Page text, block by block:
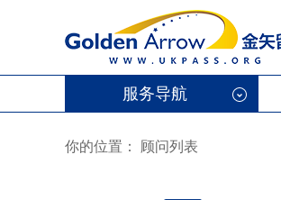
服务导航
你的位置： 顾问列表